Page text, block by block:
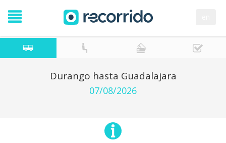
Durango hasta Guadalajara
07/08/2026